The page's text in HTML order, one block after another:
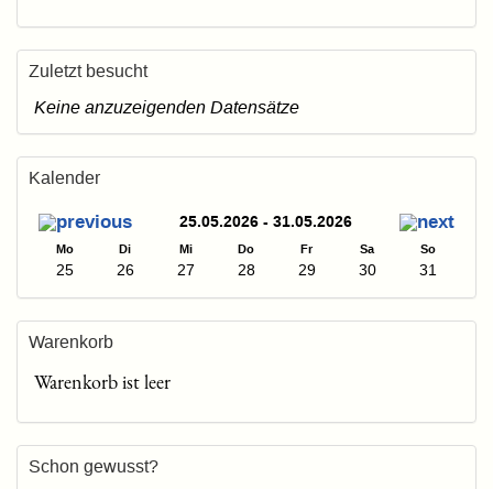
Zuletzt besucht
Keine anzuzeigenden Datensätze
Kalender
25.05.2026 - 31.05.2026
Mo Di Mi Do Fr Sa So
25 26 27 28 29 30 31
Warenkorb
Warenkorb ist leer
Schon gewusst?